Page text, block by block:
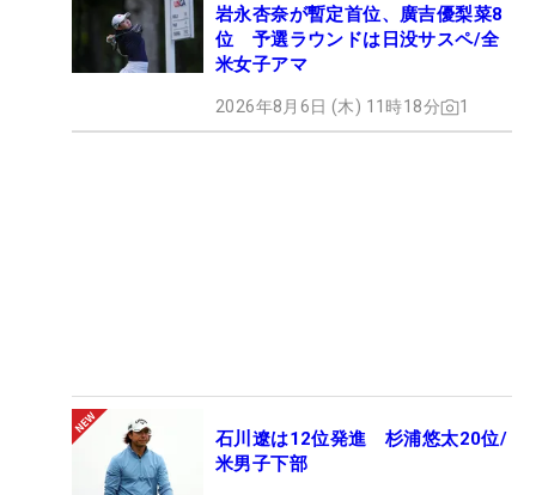
岩永杏奈が暫定首位、廣吉優梨菜8
位 予選ラウンドは日没サスペ/全
米女子アマ
2026年8月6日 (木) 11時18分 1
石川遼は12位発進 杉浦悠太20位/
米男子下部